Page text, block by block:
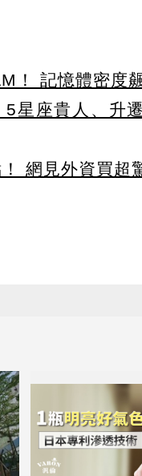
！ 記憶體密度
5星座貴人、升
網見外資買超